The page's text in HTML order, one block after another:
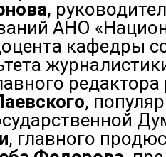
,
АНО
кафедры
,
, главного